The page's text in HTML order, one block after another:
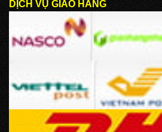
DỊCH VỤ GIAO HÀNG